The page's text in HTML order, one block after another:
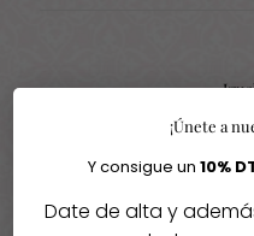
¡Únete a
Y consigue un 10%
Date de alta y